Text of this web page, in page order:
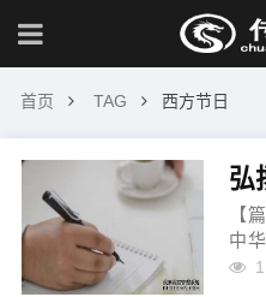
首页 TAG 西方节日
【
中
中